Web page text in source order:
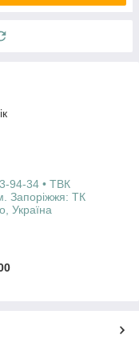
94-34 • ТВК
Запоріжжя: ТК
Україна